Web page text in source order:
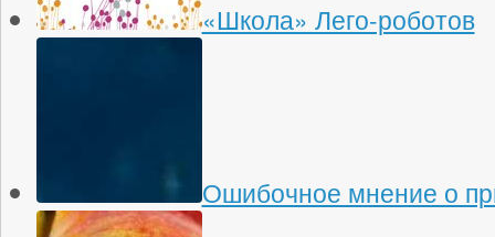
«Школа» Лего-роботов
Ошибочное мнение о